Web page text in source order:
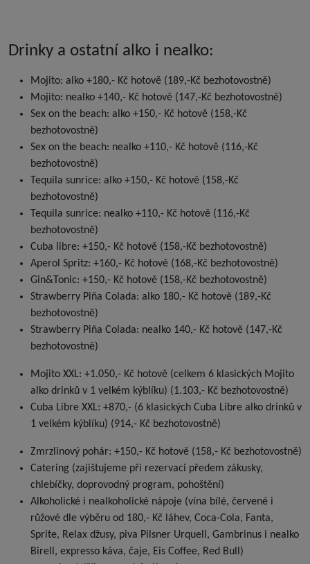
Drinky a ostatní alko i nealko:
Mojito: alko +180,- Kč hotově (189,-Kč bezhotovostně)
Mojito: nealko +140,- Kč hotově (147,-Kč bezhotovostně)
Sex on the beach: alko +150,- Kč hotově (158,-Kč
bezhotovostně)
Sex on the beach: nealko +110,- Kč hotově (116,-Kč
bezhotovostně)
Tequila sunrice: alko +150,- Kč hotově (158,-Kč
bezhotovostně)
Tequila sunrice: nealko +110,- Kč hotově (116,-Kč
bezhotovostně)
Cuba libre: +150,- Kč hotově (158,-Kč bezhotovostně)
Aperol Spritz: +160,- Kč hotově (168,-Kč bezhotovostně)
Gin&Tonic: +150,- Kč hotově (158,-Kč bezhotovostně)
Strawberry Piňa Colada: alko 180,- Kč hotově (189,-Kč
bezhotovostně)
Strawberry Piňa Colada: nealko 140,- Kč hotově (147,-Kč
bezhotovostně)
Mojito XXL: +1.050,- Kč hotově (celkem 6 klasických Mojito
alko drinků v 1 velkém kýblíku) (1.103,- Kč bezhotovostně)
Cuba Libre XXL: +870,- (6 klasických Cuba Libre alko drinků v
1 velkém kýblíku) (914,- Kč bezhotovostně)
Zmrzlinový pohár: +150,- Kč hotově (158,- Kč bezhotovostně)
Catering (zajištujeme při rezervaci předem zákusky,
chlebíčky, doprovodný program, pohoštění)
Alkoholické i nealkoholické nápoje (vína bílé, červené i
růžové dle výběru od 180,- Kč láhev, Coca-Cola, Fanta,
Sprite, Relax džusy, piva Pilsner Urquell, Gambrinus i nealko
Birell, expresso káva, čaje, Eis Coffee, Red Bull)